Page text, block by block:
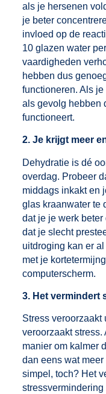
als je hersenen
je beter
invloed op de
10 glazen water
vaardigheden
hebben dus
functioneren. Als
als gevolg hebben
functioneert.
2. Je krijgt meer
Dehydratie is dé
overdag. Probeer
middags inkakt en
glas kraanwater te
dat je je werk
dat je slecht
uitdroging kan er
met je
computerscherm.
3. Het vermindert
Stress veroorzaakt
veroorzaakt stress.
manier om kalmer
dan eens wat
simpel, toch? Het
stressvermindering